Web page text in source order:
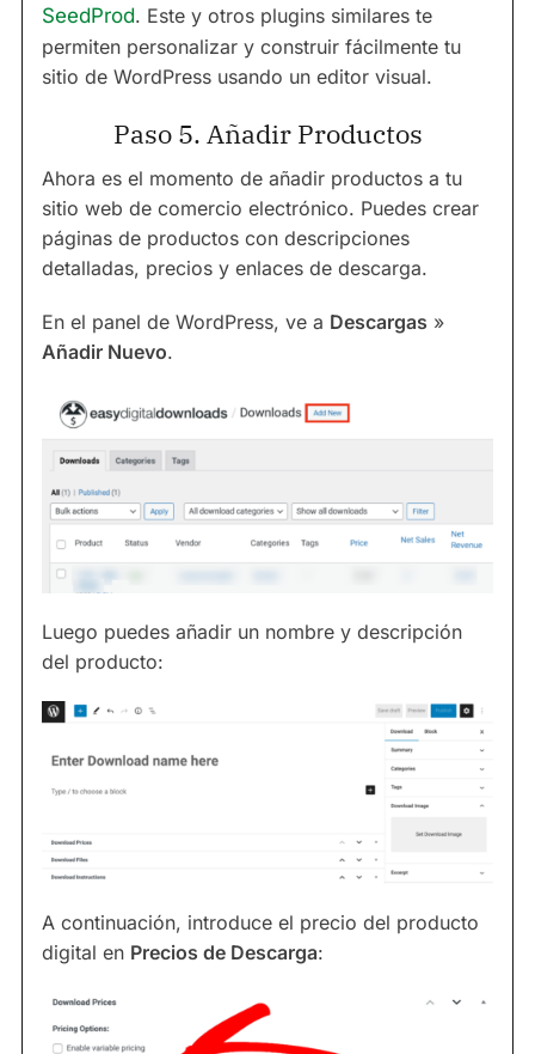
SeedProd. Este y otros plugins similares te
permiten personalizar y construir fácilmente tu
sitio de WordPress usando un editor visual.
Paso 5. Añadir Productos
Ahora es el momento de añadir productos a tu
sitio web de comercio electrónico. Puedes crear
páginas de productos con descripciones
detalladas, precios y enlaces de descarga.
En el panel de WordPress, ve a Descargas »
Añadir Nuevo.
Luego puedes añadir un nombre y descripción
del producto:
A continuación, introduce el precio del producto
digital en Precios de Descarga: